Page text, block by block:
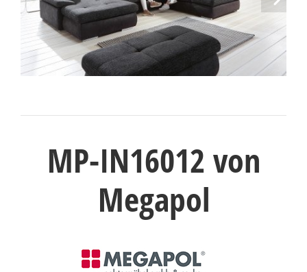
MP-IN16012 von
Megapol
Möbel-
Konfigurator
0%
Letz-